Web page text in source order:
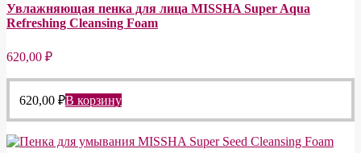
Увлажняющая пенка для лица MISSHA Super Aqua
Refreshing Cleansing Foam
620,00 ₽
620,00 ₽В корзину